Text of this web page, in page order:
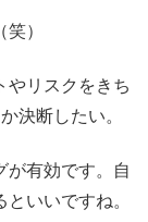
）
やリスクをきち
決断したい。
が有効です。自
いいですね。